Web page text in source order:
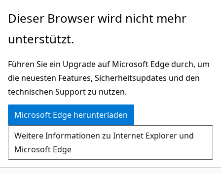
Zu
wechseln
Dieser Browser wird nicht mehr
unterstützt.
Führen Sie ein Upgrade auf Microsoft Edge durch, um
die neuesten Features, Sicherheitsupdates und den
technischen Support zu nutzen.
Microsoft Edge herunterladen
Weitere Informationen zu Internet Explorer und
Microsoft Edge